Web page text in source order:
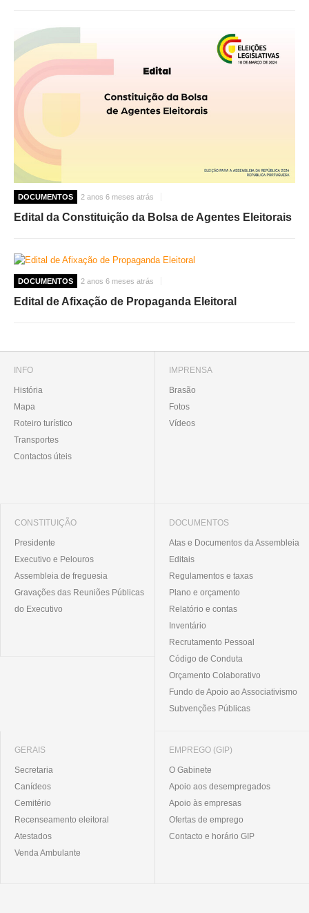
DOCUMENTOS 2 anos 6 meses atrás
Edital da Constituição da Bolsa de Agentes Eleitorais
DOCUMENTOS 2 anos 6 meses atrás
Edital de Afixação de Propaganda Eleitoral
INFO
História
Mapa
Roteiro turístico
Transportes
Contactos úteis
IMPRENSA
Brasão
Fotos
Vídeos
CONSTITUIÇÃO
Presidente
Executivo e Pelouros
Assembleia de freguesia
Gravações das Reuniões Públicas
do Executivo
DOCUMENTOS
Atas e Documentos da Assembleia
Editais
Regulamentos e taxas
Plano e orçamento
Relatório e contas
Inventário
Recrutamento Pessoal
Código de Conduta
Orçamento Colaborativo
Fundo de Apoio ao Associativismo
Subvenções Públicas
GERAIS
Secretaria
Canídeos
Cemitério
Recenseamento eleitoral
Atestados
Venda Ambulante
EMPREGO (GIP)
O Gabinete
Apoio aos desempregados
Apoio às empresas
Ofertas de emprego
Contacto e horário GIP